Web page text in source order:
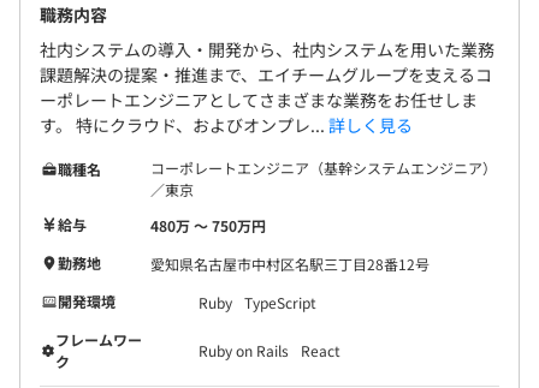
目標とビジョンへのプロセスを明確化しています。
期中では「中間面談」「期末面談」を通して目標への進捗
を確認します。期末の評価面談時には、目標設定期間であ
る半期（6ヵ月）の個人の成果や行動、具体的な取り組
み、得たスキルや能力に関してフィードバックとアドバイ
スを実施しています。
新規にサービスを立ち上げる場合のチームメンバーは、
事業責任者1名、営業1～3名、マーケター1～3名、エンジ
ニア1～3名、Webデザイナー1～2名が平均的な構成で
職務内容
社内システムの導入・開発から、社内システムを用いた業務
課題解決の提案・推進まで、エイチームグループを支えるコ
ーポレートエンジニアとしてさまざまな業務をお任せしま
す。 特にクラウド、およびオンプレ... 詳しく見る
職種名
コーポレートエンジニア（基幹システムエンジニア）
／東京
給与
480万 〜 750万円
勤務地
愛知県名古屋市中村区名駅三丁目28番12号
開発環境
Ruby TypeScript
フレームワー
ク
Ruby on Rails React